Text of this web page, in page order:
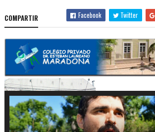
COMPARTIR Facebook Twitter